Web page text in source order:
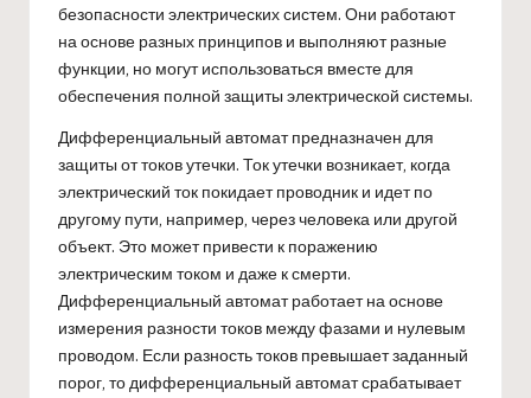
безопасности электрических систем. Они работают
на основе разных принципов и выполняют разные
функции, но могут использоваться вместе для
обеспечения полной защиты электрической системы.
Дифференциальный автомат предназначен для
защиты от токов утечки. Ток утечки возникает, когда
электрический ток покидает проводник и идет по
другому пути, например, через человека или другой
объект. Это может привести к поражению
электрическим током и даже к смерти.
Дифференциальный автомат работает на основе
измерения разности токов между фазами и нулевым
проводом. Если разность токов превышает заданный
порог, то дифференциальный автомат срабатывает